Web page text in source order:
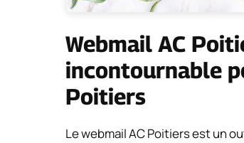
Webmail AC
incontournable
Poitiers
Le webmail AC Poitiers est un